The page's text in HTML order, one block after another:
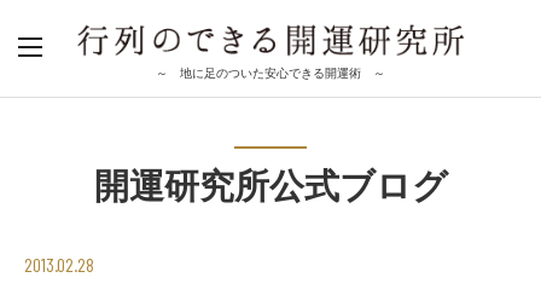
～ 地に足のついた安心できる開運術 ～
開運研究所公式ブログ
2013.02.28